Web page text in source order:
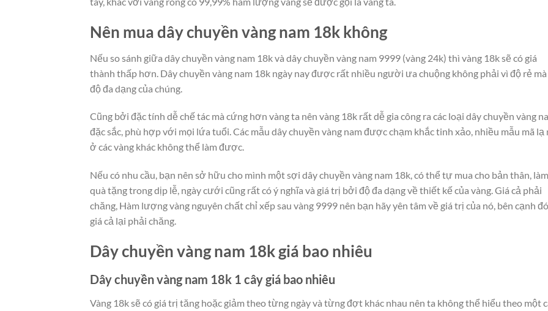
Nên mua dây chuyền vàng nam 18k không
Nếu so sánh giữa dây chuyền vàng nam 18k và dây chuyền vàng nam 9999 (vàng 24k) thì vàng 18k sẽ có giá
thành thấp hơn. Dây chuyền vàng nam 18k ngày nay được rất nhiều người ưa chuộng không phải vì độ rẻ mà
độ đa dạng của chúng.
Cũng bởi đặc tính dễ chế tác mà cứng hơn vàng ta nên vàng 18k rất dễ gia công ra các loại dây chuyền vàng
đặc sắc, phù hợp với mọi lứa tuổi. Các mẫu dây chuyền vàng nam được chạm khắc tinh xảo, nhiều mẫu mã lạ
ở các vàng khác không thể làm được.
Nếu có nhu cầu, bạn nên sở hữu cho mình một sợi dây chuyền vàng nam 18k, có thể tự mua cho bản thân, làm
quà tặng trong dịp lễ, ngày cưới cũng rất có ý nghĩa và giá trị bởi độ đa dạng về thiết kế của vàng. Giá cả phải
chăng, Hàm lượng vàng nguyên chất chỉ xếp sau vàng 9999 nên bạn hãy yên tâm về giá trị của nó, bên cạnh đó
giá cả lại phải chăng.
Dây chuyền vàng nam 18k giá bao nhiêu
Dây chuyền vàng nam 18k 1 cây giá bao nhiêu
Vàng 18k sẽ có giá trị tăng hoặc giảm theo từng ngày và từng đợt khác nhau nên ta không thể hiểu theo một